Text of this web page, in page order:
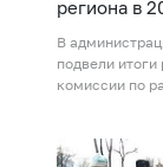
региона в
В
подвели
комиссии по